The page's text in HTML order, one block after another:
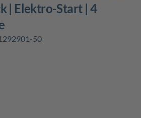
| Elektro-Start | 4
50